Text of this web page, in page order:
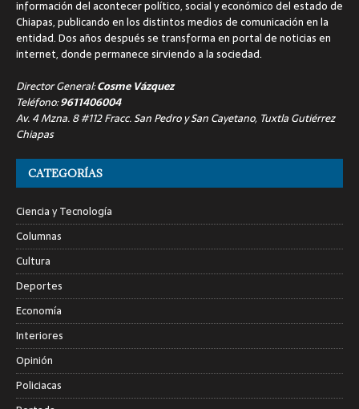
información del acontecer político, social y económico del estado de
Chiapas, publicando en los distintos medios de comunicación en la
entidad. Dos años después se transforma en portal de noticias en
internet, donde permanece sirviendo a la sociedad.
Director General:Cosme Vázquez
Teléfono:9611406004
Av. 4 Mzna. 8 #112 Fracc. San Pedro y San Cayetano, Tuxtla Gutiérrez
Chiapas
CATEGORÍAS
Ciencia y Tecnología
Columnas
Cultura
Deportes
Economía
Interiores
Opinión
Policiacas